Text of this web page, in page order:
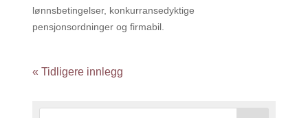
lønnsbetingelser, konkurransedyktige
pensjonsordninger og firmabil.
« Tidligere innlegg